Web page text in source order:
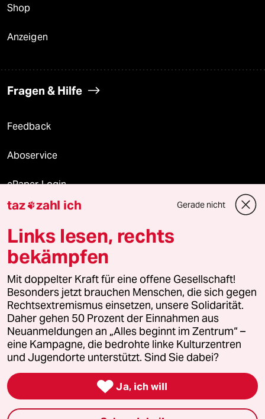
Shop
Anzeigen
Fragen & Hilfe
Feedback
Aboservice
ePaper Login
Downloads für Abonnierende
© 2026 taz Verlags und Vertriebs GmbH
Alle Rechte vorbehalten. Bei rechtlichen Fragen oder für Genehmigungen
wenden Sie sich bitte an
lizenzen@taz.de
Feedback Redaktionsstatut Kommune-Richtlinien
Leitlinie Informant Datenschutz Impressum AGB
Seitenwende Einwilligungen widerrufen (Ads)
taz zahl ich Gerade nicht
Links lesen, rechts
bekämpfen
Mit doppelter Kraft für eine offene Gesellschaft!
Besonders jetzt brauchen Menschen, die sich gegen
Rechtsextremismus einsetzen, unsere Solidarität.
Daher gehen 50 Prozent der Einnahmen aus
Neuanmeldungen an „Alles beginnt im Zentrum“ –
eine Kampagne, die bedrohte linke Kulturzentren
und Jugendorte unterstützt. Sind Sie dabei?
 Ja, ich will